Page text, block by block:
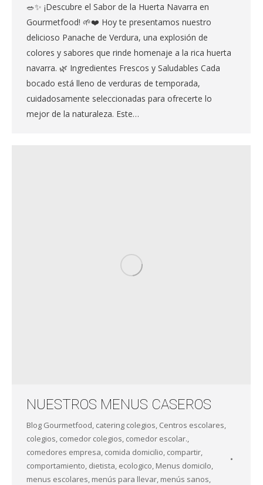
🥗✨ ¡Descubre el Sabor de la Huerta Navarra en
Gourmetfood! 🌱❤️ Hoy te presentamos nuestro
delicioso Panache de Verdura, una explosión de
colores y sabores que rinde homenaje a la rica huerta
navarra. 🌿 Ingredientes Frescos y Saludables Cada
bocado está lleno de verduras de temporada,
cuidadosamente seleccionadas para ofrecerte lo
mejor de la naturaleza. Este…
NUESTROS MENUS CASEROS
Blog Gourmetfood, catering colegios, Centros escolares,
colegios, comedor colegios, comedor escolar.,
comedores empresa, comida domicilio, compartir,
comportamiento, dietista, ecologico, Menus domicilo,
menus escolares, menús para llevar, menús sanos,